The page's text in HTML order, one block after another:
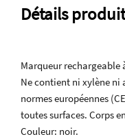
Détails produit
Marqueur rechargeable
Ne contient ni xylène ni
normes européennes
toutes surfaces. Corps
Couleur: noir.